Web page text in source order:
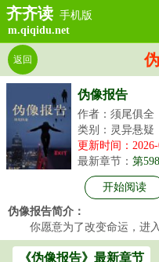
齐齐读 手机版
m.qiqidu.net
返回
伪像报告
作者：须尾俱全
类别：灵异悬疑
更新时间：
最新章节： 第
开始阅读
伪像报告简介：
你愿意为了改变命运，进
《伪像报告》最新章节